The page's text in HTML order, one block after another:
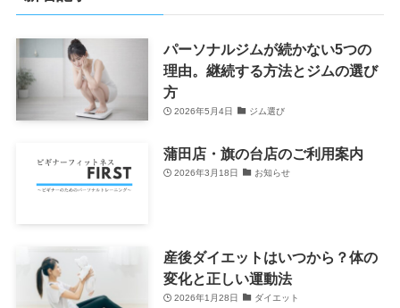
パーソナルジムが続かない5つの
理由。継続する方法とジムの選び
方
2026年5月4日 ジム選び
蒲田店・旗の台店のご利用案内
2026年3月18日 お知らせ
産後ダイエットはいつから？体の
変化と正しい運動法
2026年1月28日 ダイエット